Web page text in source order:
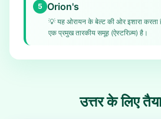
5 Orion's
💡 यह ओरायन के बेल्ट की ओर इशारा करता
एक प्रमुख तारकीय समूह (ऐस्टरिज़्म) है।
उत्तर के लिए